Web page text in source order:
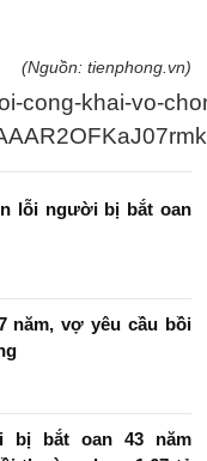
(Nguồn: tienphong.vn)
cong-khai-vo-
lỗi người bị bắt oan
năm, vợ yêu cầu bồi
bị bắt oan 43 năm